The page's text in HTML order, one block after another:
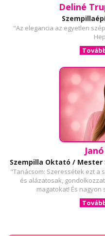
Deliné
"Az elegancia az egyetlen
Szempilla Oktató / Mester
"Tanácsom: Szeressétek ezt a
és alázatosak,
magatokat! És